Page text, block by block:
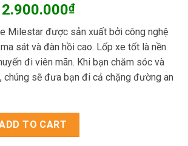
Original
price
was:
3.550.000₫.
2.900.000₫Current
price
is:
2.900.000₫.
Milestar được sản xuất bởi công nghệ
sát và đàn hồi cao. Lốp xe tốt là nền
đi viên mãn. Khi bạn chăm sóc và
chúng sẽ đưa bạn đi cả chặng đường an
Hàng Mỹ 255/50R20 quantity
TO CART